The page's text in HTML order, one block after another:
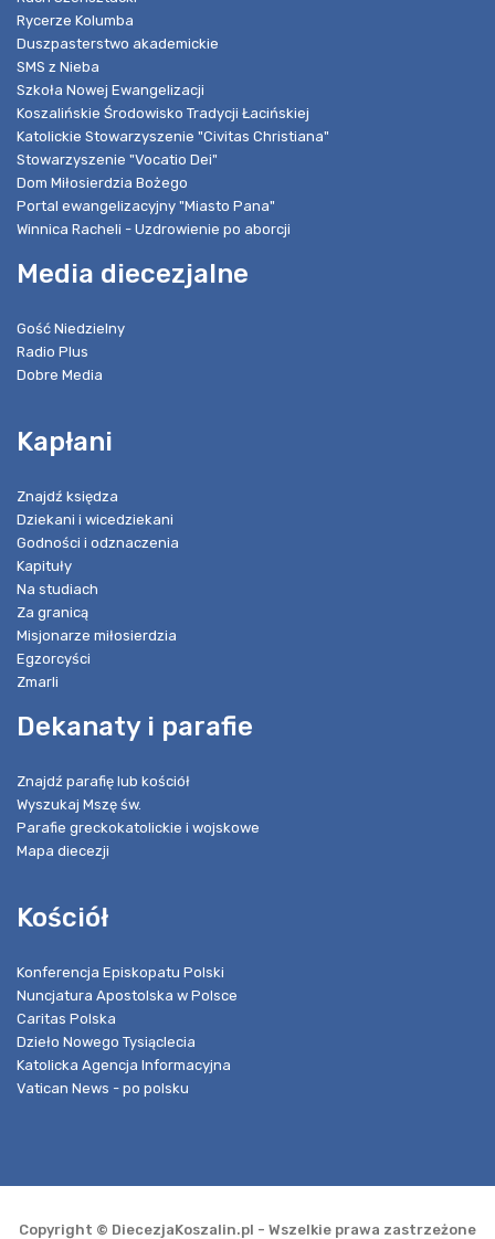
Rycerze Kolumba
Duszpasterstwo akademickie
SMS z Nieba
Szkoła Nowej Ewangelizacji
Koszalińskie Środowisko Tradycji Łacińskiej
Katolickie Stowarzyszenie "Civitas Christiana"
Stowarzyszenie "Vocatio Dei"
Dom Miłosierdzia Bożego
Portal ewangelizacyjny "Miasto Pana"
Winnica Racheli - Uzdrowienie po aborcji
Media diecezjalne
Gość Niedzielny
Radio Plus
Dobre Media
Kapłani
Znajdź księdza
Dziekani i wicedziekani
Godności i odznaczenia
Kapituły
Na studiach
Za granicą
Misjonarze miłosierdzia
Egzorcyści
Zmarli
Dekanaty i parafie
Znajdź parafię lub kościół
Wyszukaj Mszę św.
Parafie greckokatolickie i wojskowe
Mapa diecezji
Kościół
Konferencja Episkopatu Polski
Nuncjatura Apostolska w Polsce
Caritas Polska
Dzieło Nowego Tysiąclecia
Katolicka Agencja Informacyjna
Vatican News - po polsku
Copyright © DiecezjaKoszalin.pl - Wszelkie prawa zastrzeżone